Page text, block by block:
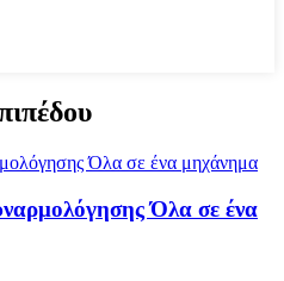
Όλα σε ένα